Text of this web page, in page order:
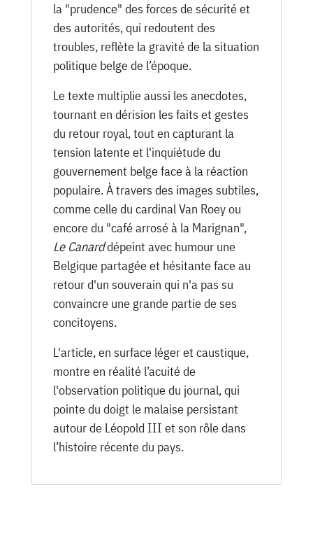
la "prudence" des forces de sécurité et
des autorités, qui redoutent des
troubles, reflète la gravité de la situation
politique belge de l’époque.
Le texte multiplie aussi les anecdotes,
tournant en dérision les faits et gestes
du retour royal, tout en capturant la
tension latente et l'inquiétude du
gouvernement belge face à la réaction
populaire. À travers des images subtiles,
comme celle du cardinal Van Roey ou
encore du "café arrosé à la Marignan",
Le Canarddépeint avec humour une
Belgique partagée et hésitante face au
retour d'un souverain qui n'a pas su
convaincre une grande partie de ses
concitoyens.
L'article, en surface léger et caustique,
montre en réalité l’acuité de
l'observation politique du journal, qui
pointe du doigt le malaise persistant
autour de Léopold III et son rôle dans
l’histoire récente du pays.